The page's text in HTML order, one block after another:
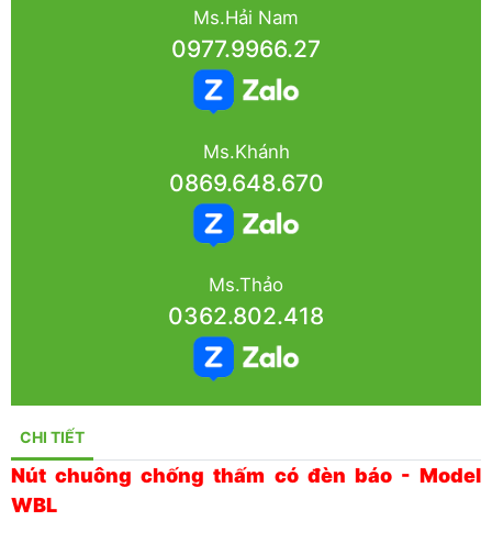
Ms.Hải Nam
0977.9966.27
Ms.Khánh
0869.648.670
Ms.Thảo
0362.802.418
CHI TIẾT
Nút chuông chống thấm có đèn báo - Model
WBL